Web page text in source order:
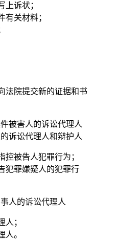
上诉状；
有关材料；
法院提交新的证据和书
被害人的诉讼代理人
诉讼代理人和辩护人
控被告人犯罪行为；
犯罪嫌疑人的犯罪行
人的诉讼代理人
人；
人。